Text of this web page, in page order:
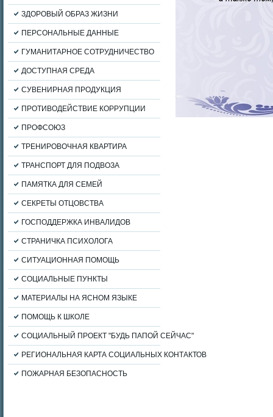
ЗДОРОВЫЙ ОБРАЗ ЖИЗНИ
ПЕРСОНАЛЬНЫЕ ДАННЫЕ
ГУМАНИТАРНОЕ СОТРУДНИЧЕСТВО
ДОСТУПНАЯ СРЕДА
СУВЕНИРНАЯ ПРОДУКЦИЯ
ПРОТИВОДЕЙСТВИЕ КОРРУПЦИИ
ПРОФСОЮЗ
ТРЕНИРОВОЧНАЯ КВАРТИРА
ТРАНСПОРТ ДЛЯ ПОДВОЗА
ПАМЯТКА ДЛЯ СЕМЕЙ
СЕКРЕТЫ ОТЦОВСТВА
ГОСПОДДЕРЖКА ИНВАЛИДОВ
СТРАНИЧКА ПСИХОЛОГА
СИТУАЦИОННАЯ ПОМОЩЬ
СОЦИАЛЬНЫЕ ПУНКТЫ
МАТЕРИАЛЫ НА ЯСНОМ ЯЗЫКЕ
ПОМОЩЬ К ШКОЛЕ
СОЦИАЛЬНЫЙ ПРОЕКТ "БУДЬ ПАПОЙ СЕЙЧАС"
РЕГИОНАЛЬНАЯ КАРТА СОЦИАЛЬНЫХ КОНТАКТОВ
ПОЖАРНАЯ БЕЗОПАСНОСТЬ